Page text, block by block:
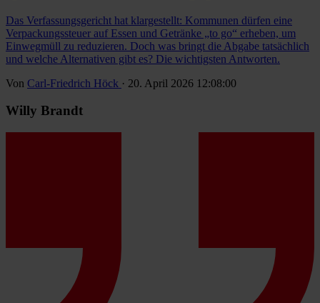
Das Verfassungsgericht hat klargestellt: Kommunen dürfen eine
Verpackungssteuer auf Essen und Getränke „to go“ erheben, um
Einwegmüll zu reduzieren. Doch was bringt die Abgabe tatsächlich
und welche Alternativen gibt es? Die wichtigsten Antworten.
Von Carl-Friedrich Höck · 20. April 2026 12:08:00
Willy Brandt